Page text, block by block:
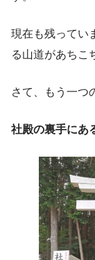
現在も残ってい
る山道があちこ
さて、もう一つ
社殿の裏手にあ